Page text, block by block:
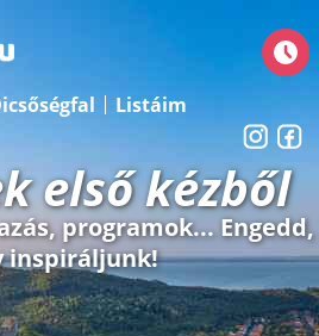
Listáim
első kézből
programok... Engedd,
inspiráljunk!